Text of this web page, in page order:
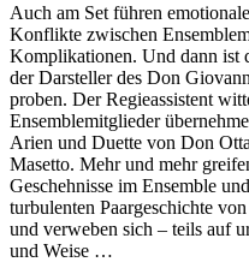
Auch am Set führen
Konflikte zwischen
Komplikationen. Und dann ist
der Darsteller des Don
proben. Der Regieassistent
Ensemblemitglieder
Arien und Duette von Don
Masetto. Mehr und mehr
Geschehnisse im Ensemble
turbulenten Paargeschichte
und verweben sich – teils auf
und Weise …